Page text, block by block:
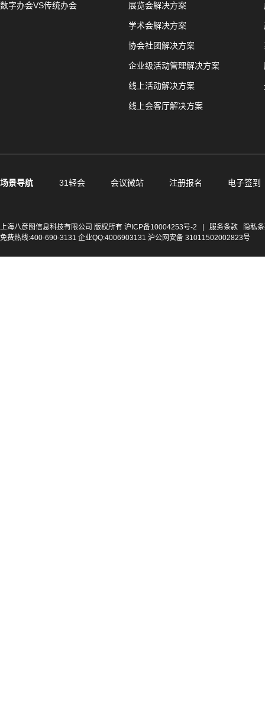
数字办会VS传统办会 展览会解决方案
学术会解决方案
协会社团解决方案
企业级活动管理解决方案
线上活动解决方案
线上会客厅解决方案
场景导航 31轻会 会议微站 注册报名 电子签到
上海八彦图信息科技有限公司 版权所有 沪ICP备10004253号-2 服务条款
隐私
免费热线:400-690-3131 企业QQ:4006903131 沪公网安备 31011502002823号